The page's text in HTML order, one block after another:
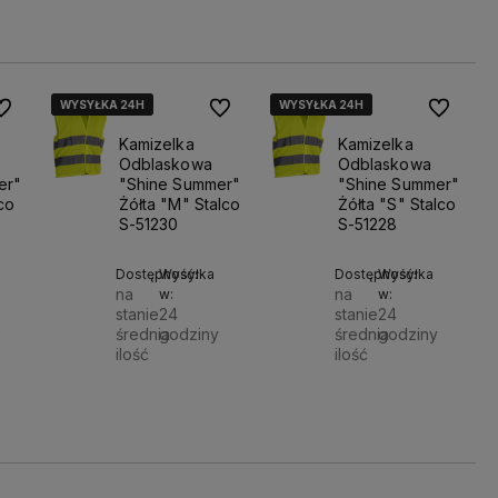
ulubionychWYSYŁKA 24H
WYSYŁKA 24H
WYSYŁKA 24H
Kamizelka
Odblaskowa
"Shine Summer"
Żółta "M" Stalco
S-51230
Dostępność:
na
stanie
średnia
ilość
Wysyłka
w:
24
godziny
Do ulubionychWYSYŁKA 24H
WYSYŁKA 24H
WYSYŁKA 24H
Kamizelka
Odblaskowa
"Shine Summer"
Żółta "S" Stalco
S-51228
Dostępność:
na
stanie
średnia
ilość
Wysyłka
w:
24
godziny
Do